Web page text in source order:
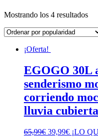
Mostrando los 4 resultados
¡Oferta!
EGOGO 30L
senderismo
corriendo
lluvia cubierta
65,99€ El
39,99€El¡LO